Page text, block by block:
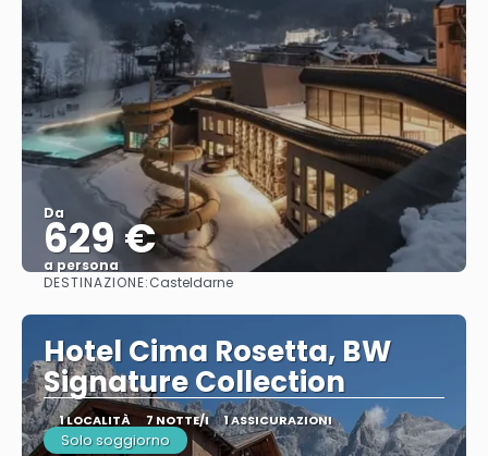
Da
629 €
a persona
Vedere
DESTINAZIONE:Casteldarne
Hotel Cima Rosetta, BW
Signature Collection
1 LOCALITÀ 7 NOTTE/I 1 ASSICURAZIONI
Solo soggiorno